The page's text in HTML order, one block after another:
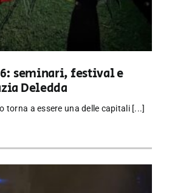
seminari, festival e
Deledda
torna a essere una delle capitali [...]